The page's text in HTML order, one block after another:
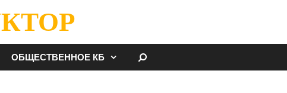
ОБЩЕСТВЕННОЕ КБ